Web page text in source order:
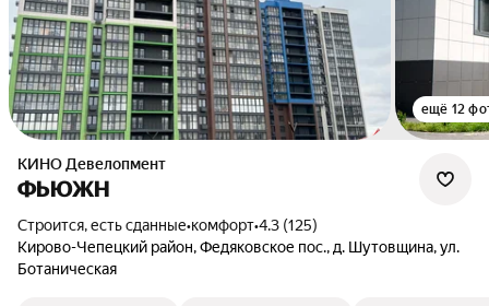
ещё 12
КИНО Девелопмент
ФЬЮЖН
Строится, есть сданные•комфорт•4.3 (125)
Кирово-Чепецкий район, Федяковское пос., д. Шутовщина, ул.
Ботаническая